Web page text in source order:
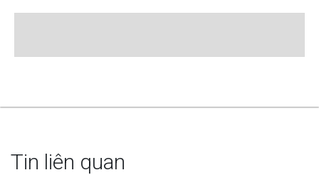
Tin liên quan